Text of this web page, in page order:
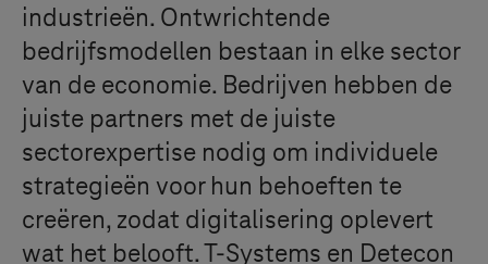
industrieën. Ontwrichtende
bedrijfsmodellen bestaan in elke sector
van de economie. Bedrijven hebben de
juiste partners met de juiste
sectorexpertise nodig om individuele
strategieën voor hun behoeften te
creëren, zodat digitalisering oplevert
wat het belooft.T-Systems en Detecon